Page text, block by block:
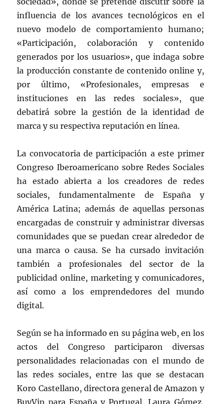
influencia de los avances tecnológicos en el
nuevo modelo de comportamiento humano;
«Participación, colaboración y contenido
generados por los usuarios», que indaga sobre
la producción constante de contenido online y,
por último, «Profesionales, empresas e
instituciones en las redes sociales», que
debatirá sobre la gestión de la identidad de
marca y su respectiva reputación en línea.
La convocatoria de participación a este primer
Congreso Iberoamericano sobre Redes Sociales
ha estado abierta a los creadores de redes
sociales, fundamentalmente de España y
América Latina; además de aquellas personas
encargadas de construir y administrar diversas
comunidades que se puedan crear alrededor de
una marca o causa. Se ha cursado invitación
también a profesionales del sector de la
publicidad online, marketing y comunicadores,
así como a los emprendedores del mundo
digital.
Según se ha informado en su página web, en los
actos del Congreso participaron diversas
personalidades relacionadas con el mundo de
las redes sociales, entre las que se destacan
Koro Castellano, directora general de Amazon y